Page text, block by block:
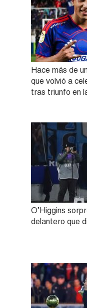
Hace más de
que volvió a
tras triunfo en
O’Higgins
delantero que